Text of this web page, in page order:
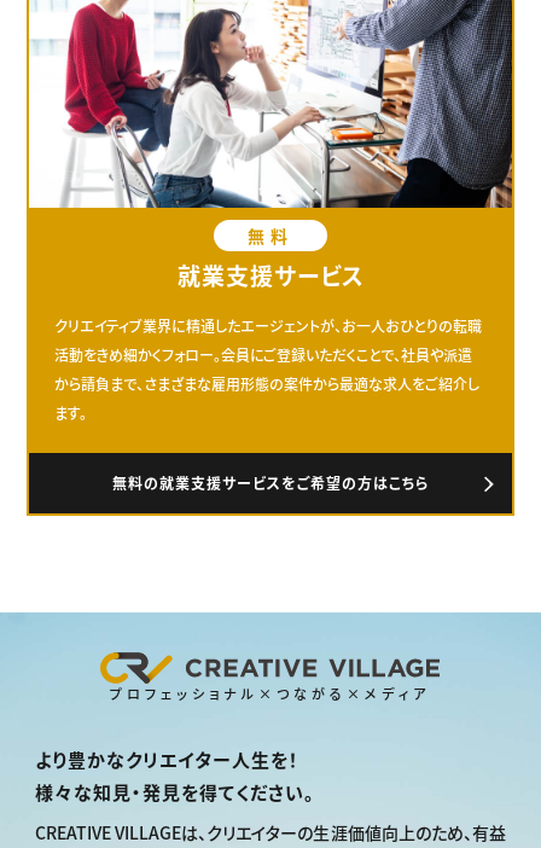
無料
就業支援サービス
クリエイティブ業界に精通したエージェントが、お一人おひとりの転職
活動をきめ細かくフォロー。会員にご登録いただくことで、社員や派遣
から請負まで、さまざまな雇用形態の案件から最適な求人をご紹介し
ます。
無料の就業支援サービスをご希望の方はこちら
プロフェッショナル×つながる×メディア
より豊かなクリエイター人生を！
様々な知見・発見を得てください。
CREATIVE VILLAGEは、 クリエイターの生涯価値向上のため、有益